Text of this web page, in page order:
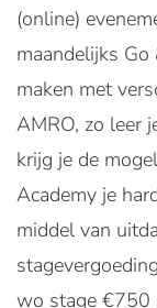
(online)
maandelijks Go
maken met
AMRO, zo leer
krijg je de
Academy je
middel van
wo stage €750